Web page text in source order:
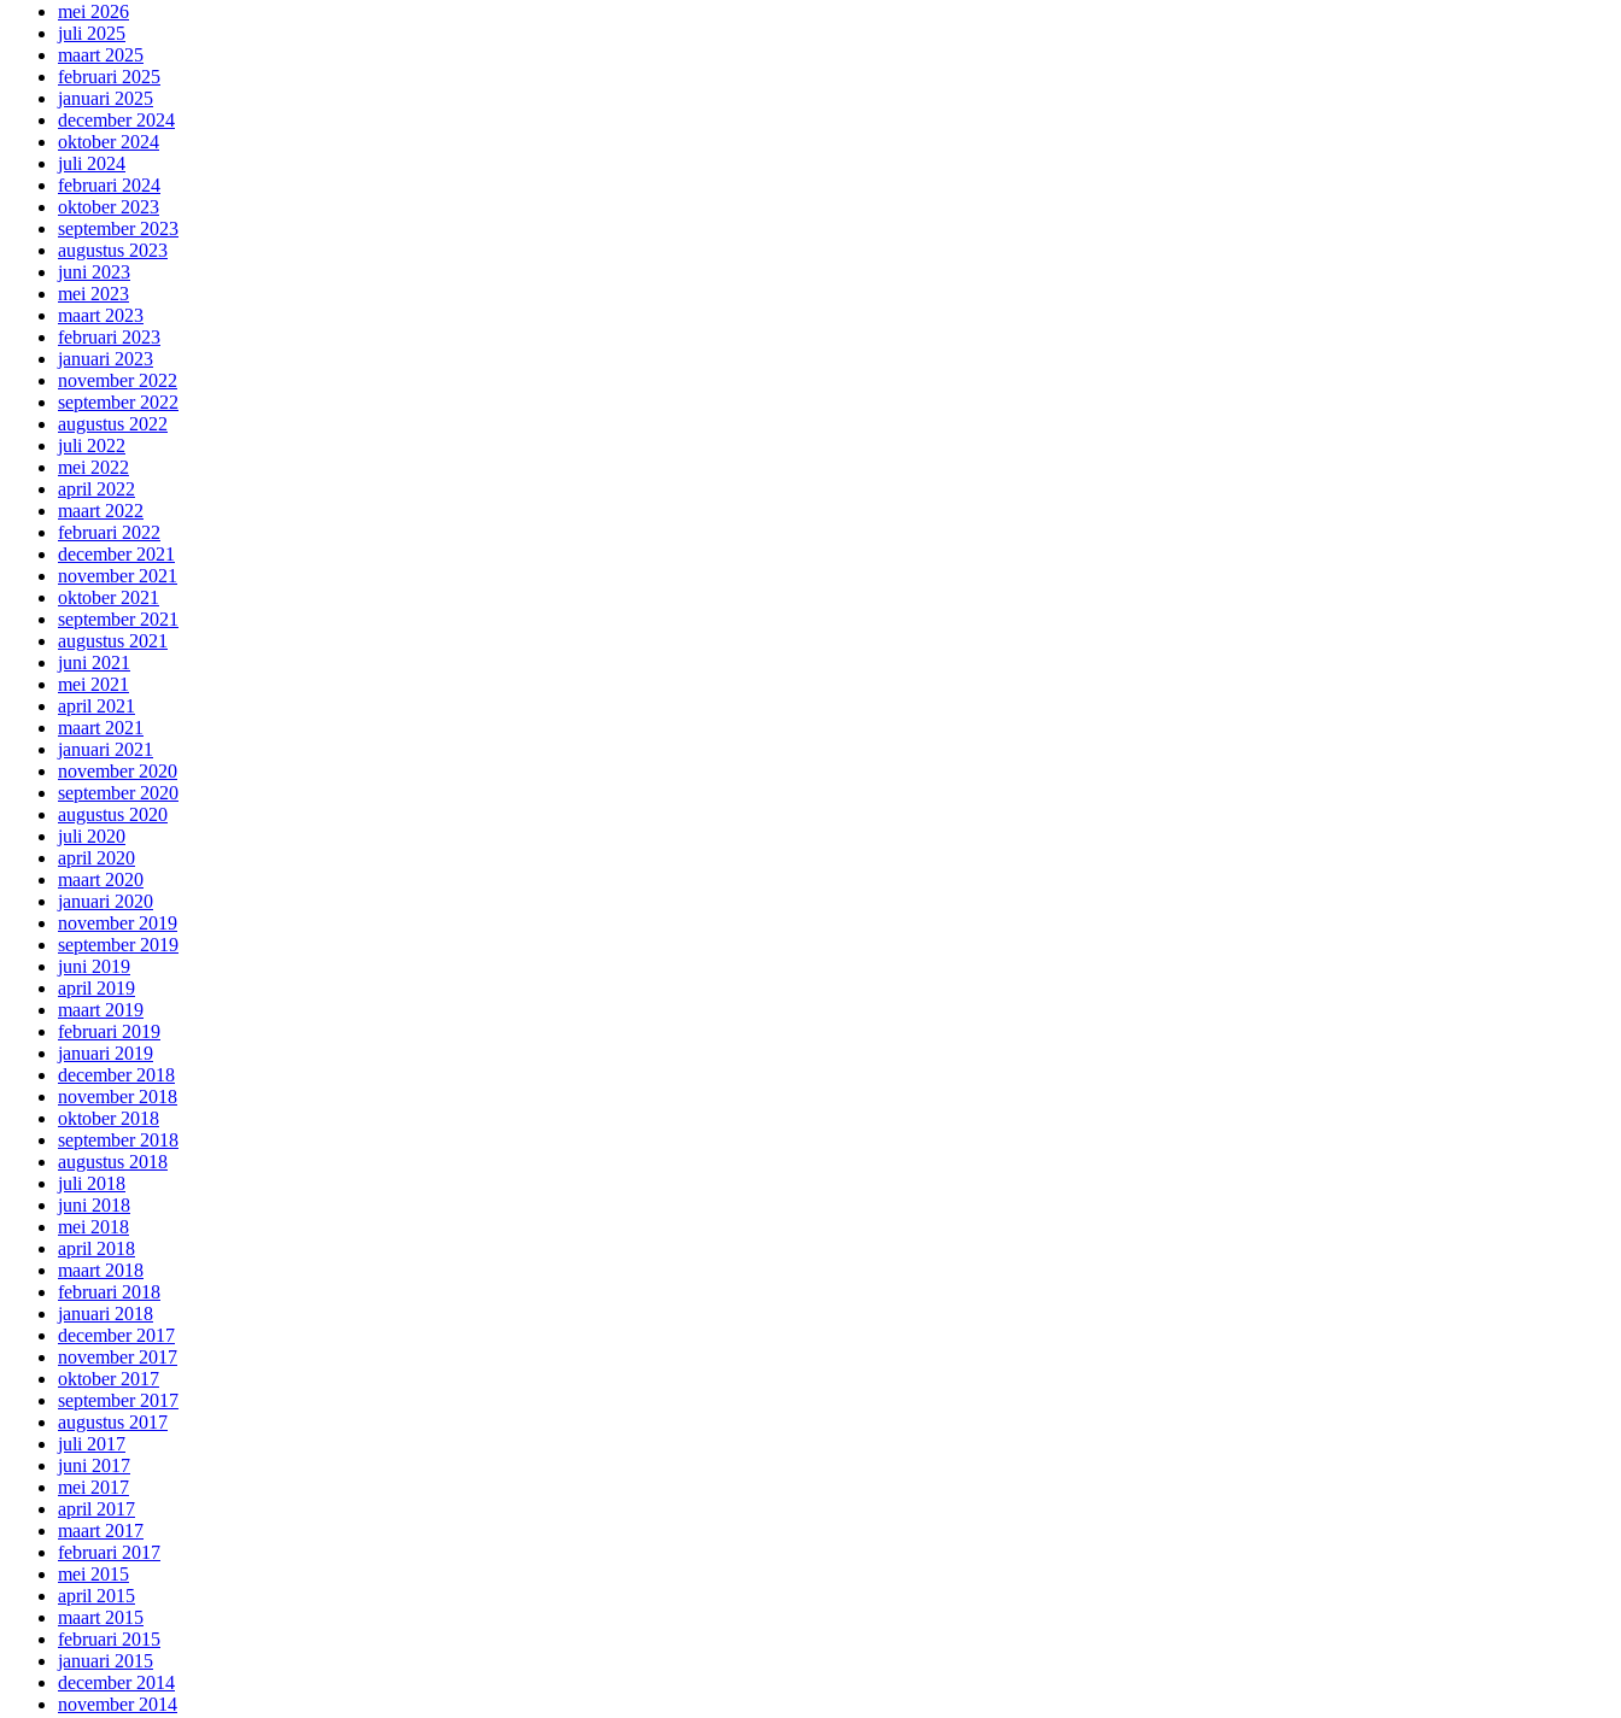
mei 2026
juli 2025
maart 2025
februari 2025
januari 2025
december 2024
oktober 2024
juli 2024
februari 2024
oktober 2023
september 2023
augustus 2023
juni 2023
mei 2023
maart 2023
februari 2023
januari 2023
november 2022
september 2022
augustus 2022
juli 2022
mei 2022
april 2022
maart 2022
februari 2022
december 2021
november 2021
oktober 2021
september 2021
augustus 2021
juni 2021
mei 2021
april 2021
maart 2021
januari 2021
november 2020
september 2020
augustus 2020
juli 2020
april 2020
maart 2020
januari 2020
november 2019
september 2019
juni 2019
april 2019
maart 2019
februari 2019
januari 2019
december 2018
november 2018
oktober 2018
september 2018
augustus 2018
juli 2018
juni 2018
mei 2018
april 2018
maart 2018
februari 2018
januari 2018
december 2017
november 2017
oktober 2017
september 2017
augustus 2017
juli 2017
juni 2017
mei 2017
april 2017
maart 2017
februari 2017
mei 2015
april 2015
maart 2015
februari 2015
januari 2015
december 2014
november 2014